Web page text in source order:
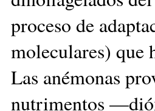
proceso de
moleculares) que
Las anémonas
nutrimentos